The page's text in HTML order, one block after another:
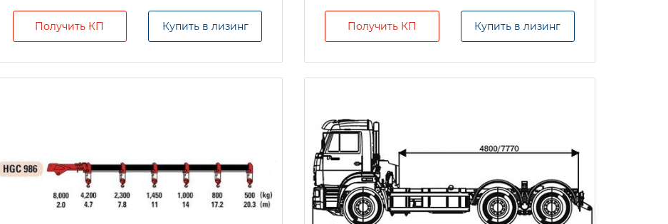
Получить КП Купить в лизинг Получить КП Купить в лизинг